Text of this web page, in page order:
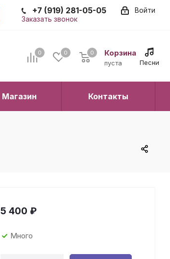
Войти
+7 (919) 281-05-05
Заказать звонок
0 0 Корзина
0
пуста
0
Песни
Магазин Контакты
5 400 ₽
Много